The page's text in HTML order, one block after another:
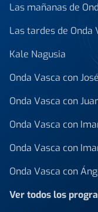
Las mañanas de
Las tardes de Onda
Kale Nagusia
Onda Vasca con
Onda Vasca con
Onda Vasca con
Onda Vasca con
Onda Vasca con
Ver todos los